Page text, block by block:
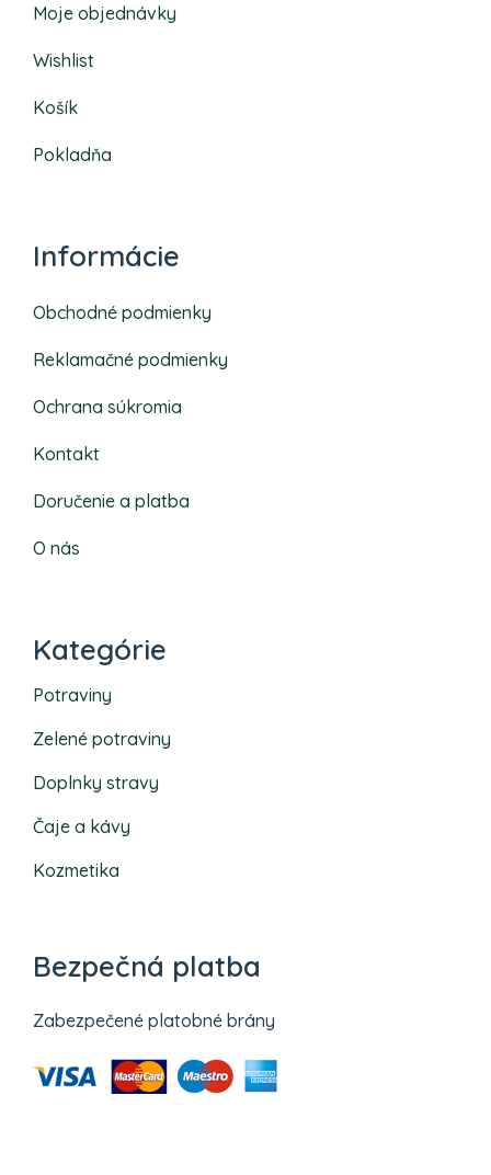
Moje objednávky
Wishlist
Košík
Pokladňa
Informácie
Obchodné podmienky
Reklamačné podmienky
Ochrana súkromia
Kontakt
Doručenie a platba
O nás
Kategórie
Potraviny
Zelené potraviny
Doplnky stravy
Čaje a kávy
Kozmetika
Bezpečná platba
Zabezpečené platobné brány